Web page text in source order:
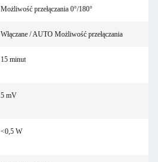
Możliwość przełączania 0°/180°
Włączane / AUTO Możliwość przełączania
15 minut
5 mV
<0,5 W